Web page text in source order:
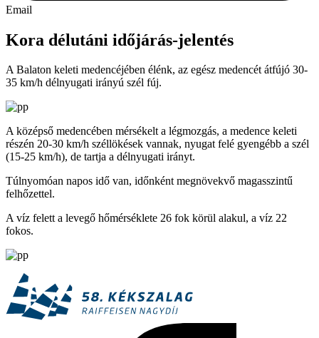
Email
Kora délutáni időjárás-jelentés
A Balaton keleti medencéjében élénk, az egész medencét átfújó 30-
35 km/h délnyugati irányú szél fúj.
A középső medencében mérsékelt a légmozgás, a medence keleti
részén 20-30 km/h széllökések vannak, nyugat felé gyengébb a szél
(15-25 km/h), de tartja a délnyugati irányt.
Túlnyomóan napos idő van, időnként megnövekvő magasszintű
felhőzettel.
A víz felett a levegő hőmérséklete 26 fok körül alakul, a víz 22
fokos.